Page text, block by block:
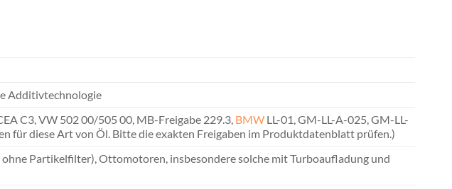
Additivtechnologie
C3, VW 502 00/505 00, MB-Freigabe 229.3, BMWLL-01, GM-LL-A-025, GM-LL-
für diese Art von Öl. Bitte die exakten Freigaben im Produktdatenblatt prüfen.)
Partikelfilter), Ottomotoren, insbesondere solche mit Turboaufladung und